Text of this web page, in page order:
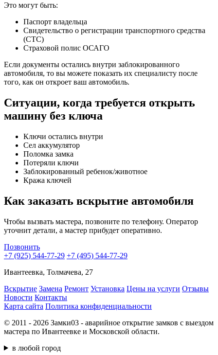
Это могут быть:
Паспорт владельца
Свидетельство о регистрации транспортного средства
(СТС)
Страховой полис ОСАГО
Если документы остались внутри заблокированного
автомобиля, то вы можете показать их специалисту после
того, как он откроет ваш автомобиль.
Ситуации, когда требуется открыть
машину без ключа
Ключи остались внутри
Сел аккумулятор
Поломка замка
Потеряли ключи
Заблокированный ребенок/животное
Кража ключей
Как заказать вскрытие автомобиля
Чтобы вызвать мастера, позвоните по телефону. Оператор
уточнит детали, а мастер прибудет оперативно.
Позвонить
+7 (925) 544-77-29 +7 (495) 544-77-29
Ивантеевка, Толмачева, 27
Вскрытие Замена Ремонт Установка Цены на услуги Отзывы
Новости Контакты
Карта сайта Политика конфиденциальности
© 2011 - 2026 Замки03 - аварийное открытие замков с выездом
мастера по Ивантеевке и Московской области.
в любой город